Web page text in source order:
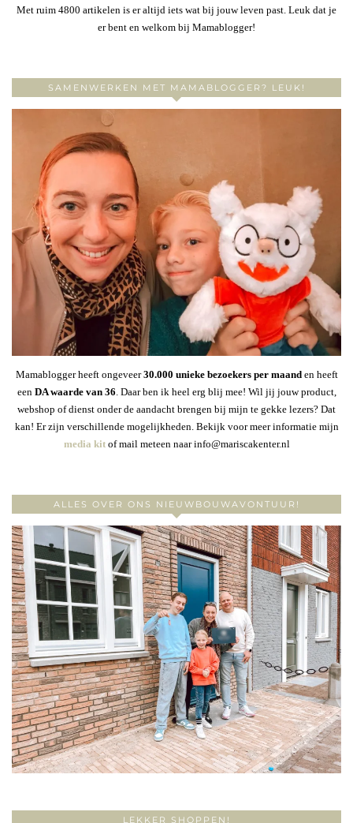
Met ruim 4800 artikelen is er altijd iets wat bij jouw leven past. Leuk dat je
er bent en welkom bij Mamablogger!
SAMENWERKEN MET MAMABLOGGER? LEUK!
Mamablogger heeft ongeveer30.000 unieke bezoekers per maanden heeft
een DA waarde van 36. Daar ben ik heel erg blij mee! Wil jij jouw product,
webshop of dienst onder de aandacht brengen bij mijn te gekke lezers? Dat
kan! Er zijn verschillende mogelijkheden. Bekijk voor meer informatie mijn
media kitof mail meteen naar info@mariscakenter.nl
ALLES OVER ONS NIEUWBOUWAVONTUUR!
LEKKER SHOPPEN!